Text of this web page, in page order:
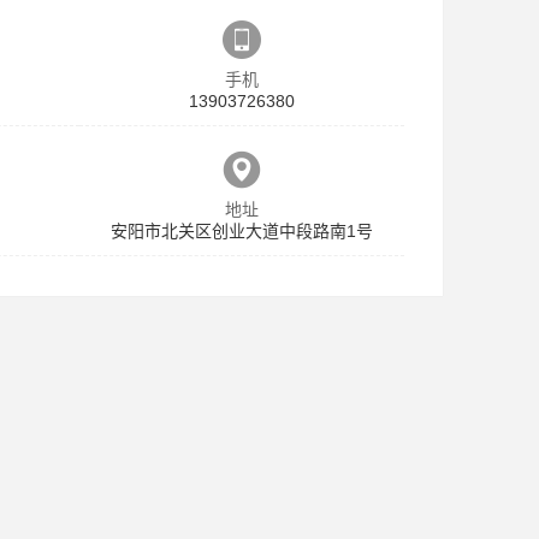
手机
13903726380
地址
安阳市北关区创业大道中段路南1号